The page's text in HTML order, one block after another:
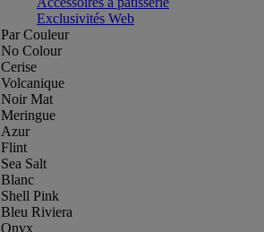
Exclusivités Web
Par Couleur
No Colour
Cerise
Volcanique
Noir Mat
Meringue
Azur
Flint
Sea Salt
Blanc
Shell Pink
Bleu Riviera
Onyx